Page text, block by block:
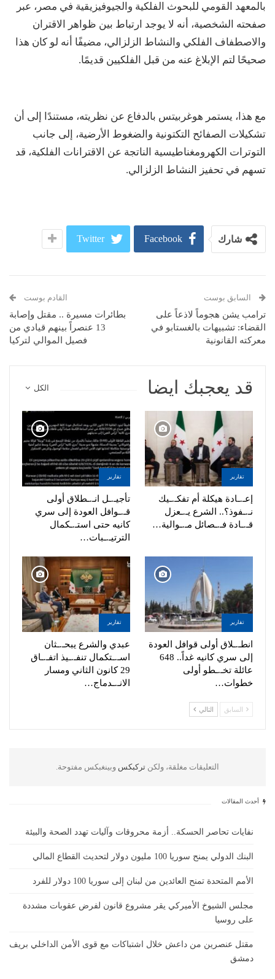
بالمعهد القومي للبحوث الفلكية والجيوفيزيقية في مصر، عبر
صفحته الشخصية، أنه لا يوجد ارتباط بين ظواهر الاقتران
والاصطفاف الفلكي والنشاط الزلزالي، مضيفًا أنه لو كان هذا
صحيحًا لتم الإبلاغ عنه من قبل الفلكيين قديمًا.
مع هذا، يستمر هوغربيتس بالدفاع عن نظريته، مستندًا إلى أن
تشكيلات الصفائح التكتونية والضغوط الأرضية، إلى جانب
التوترات الكهرومغناطيسية الناتجة عن الاقترانات الفلكية، قد
تسهم في تحفيز النشاط الزلزالي.
شارك Facebook
Twitter
السابق بوست
ترامب يشن هجوماً لاذعاً على
القضاء: تشبيهات بالغستابو في
معركته القانونية
القادم بوست
بطائرات مسيرة .. مقتل وإصابة
13 عنصراً بينهم قيادي من
فصيل الموالي لتركيا
الكل قد يعجبك ايضا
تقارير
إعـ.ـادة هيكلة أم تفكـ.ـيك
نـ.ـفوذ؟.. الشرع يـ.ـعزل
قـ.ـادة فـ.ـصائل مـ.ـوالية…
تقارير
تأجيـ.ـل انـ.ـطلاق أولى
قـ.ـوافل العودة إلى سري
كانيه حتى استـ.ـكمال
الترتيـ.ـبات…
تقارير
انطـ.ـلاق أولى قوافل العودة
إلى سري كانيه غداً.. 648
عائلة تخـ.ـطو أولى
خطوات…
تقارير
عبدي والشرع يبحـ.ـثان
اسـ.ـتكمال تنفـ.ـيذ اتفـ.ـاق
29 كانون الثاني ومسار
الانـ.ـدماج…
السابق التالي
التعليقات مغلقة، ولكن تركبكس وبينغبكس مفتوحة.
أحدث المقالات
نفايات تحاصر الحسكة.. أزمة محروقات وآليات تهدد الصحة والبيئة
البنك الدولي يمنح سوريا 100 مليون دولار لتحديث القطاع المالي
الأمم المتحدة تمنح العائدين من لبنان إلى سوريا 100 دولار للفرد
مجلس الشيوخ الأميركي يقر مشروع قانون لفرض عقوبات مشددة
على روسيا
مقتل عنصرين من داعش خلال اشتباكات مع قوى الأمن الداخلي بريف
دمشق